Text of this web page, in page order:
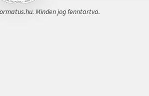
Minden jog fenntartva.